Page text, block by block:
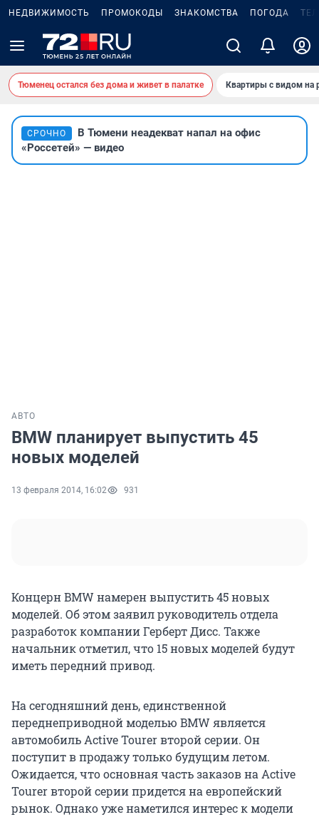
НЕДВИЖИМОСТЬ ПРОМОКОДЫ ЗНАКОМСТВА ПОГОДА
Тюменец остался без дома и живет в палатке Квартиры с видом на
СРОЧНО
В Тюмени неадекват напал на офис
«Россетей» — видео
АВТО
BMW планирует выпустить 45
новых моделей
13 февраля 2014, 16:02 931
Концерн BMW намерен выпустить 45 новых
моделей. Об этом заявил руководитель отдела
разработок компании Герберт Дисс. Также
начальник отметил, что 15 новых моделей будут
иметь передний привод.
На сегодняшний день, единственной
переднеприводной моделью BMW является
автомобиль Active Tourer второй серии. Он
поступит в продажу только будущим летом.
Ожидается, что основная часть заказов на Active
Tourer второй серии придется на европейский
рынок. Однако уже наметился интерес к модели